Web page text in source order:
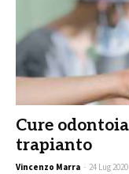
Cure
trapianto
Vincenzo Marra - 24 Lug 2020